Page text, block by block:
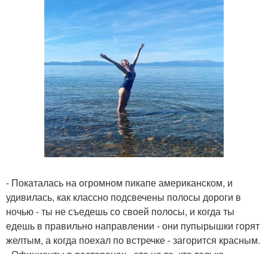
- Покаталась на огромном пикапе американском, и
удивилась, как классно подсвечены полосы дороги в
ночью - ты не съедешь со своей полосы, и когда ты
едешь в правильно направлении - они пупырышки горят
желтым, а когда поехал по встречке - загорится красным.